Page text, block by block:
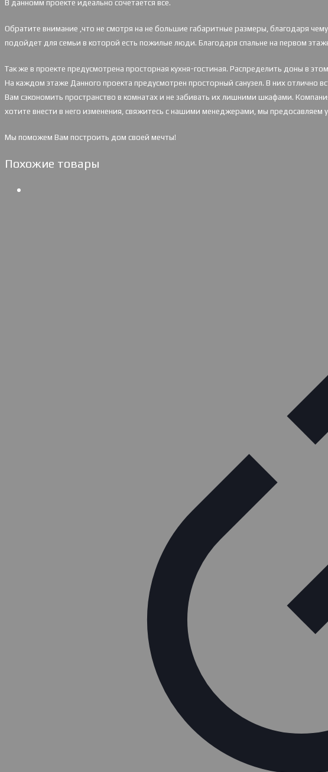
В данномм проекте идеально сочетается все.
Обратите внимание ,что не смотря на не большие габаритные размеры, благодаря
подойдет для семьи в которой есть пожилые люди. Благодаря спальне на первом
Так же в проекте предусмотрена просторная кухня-гостиная. Распределить доны в
На каждом этаже Данного проекта предусмотрен просторный санузел. В них отлично
Вам сэкономить пространство в комнатах и не забивать их лишними шкафами.
хотите внести в него изменения, свяжитесь с нашими менеджерами, мы предосавляем
Мы поможем Вам построить дом своей мечты!
Похожие товары